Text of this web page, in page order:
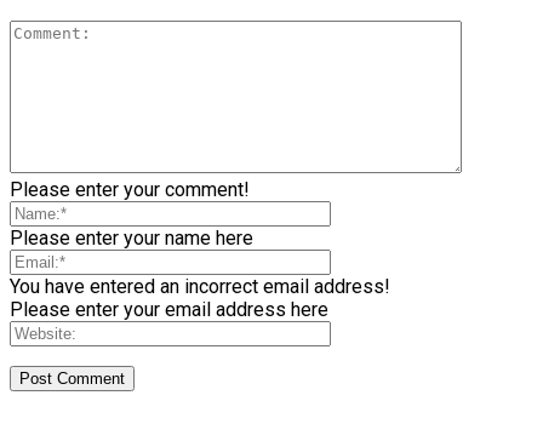
Please enter your comment!
Please enter your name here
You have entered an incorrect email address!
Please enter your email address here